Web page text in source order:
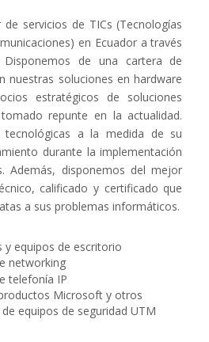
servicios de TICs (Tecnologías
en Ecuador a través
Disponemos de una cartera de
nuestras soluciones en hardware
estratégicos de soluciones
repunte en la actualidad.
tecnológicas a la medida de su
durante la implementación
Además, disponemos del mejor
calificado y certificado que
a sus problemas informáticos.
y equipos de escritorio
networking
telefonía IP
Microsoft y otros
equipos de seguridad UTM